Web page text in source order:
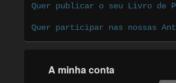
Quer publicar o seu Livro de
Quer participar nas nossas
A minha conta